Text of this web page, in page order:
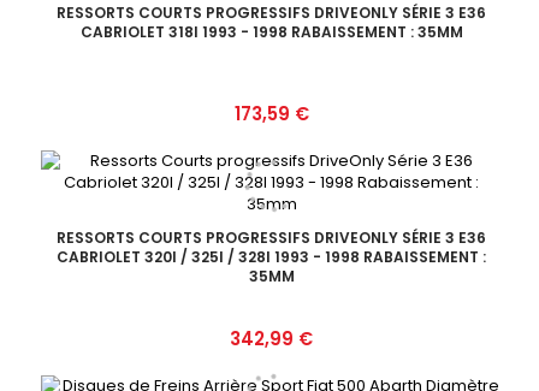
RESSORTS COURTS PROGRESSIFS DRIVEONLY SÉRIE 3 E36
CABRIOLET 318I 1993 - 1998 RABAISSEMENT : 35MM
Prix
173,59 €
RESSORTS COURTS PROGRESSIFS DRIVEONLY SÉRIE 3 E36
CABRIOLET 320I / 325I / 328I 1993 - 1998 RABAISSEMENT :
35MM
Prix
342,99 €